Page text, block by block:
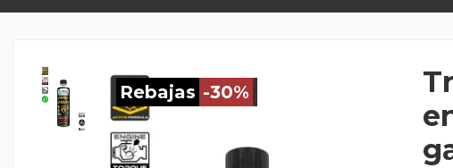
Rebajas -30%